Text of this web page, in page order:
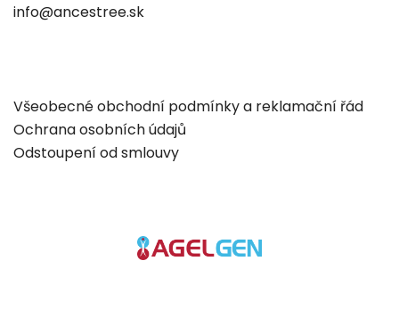
info@ancestree.sk
Všeobecné obchodní podmínky a reklamační řád
Ochrana osobních údajů
Odstoupení od smlouvy